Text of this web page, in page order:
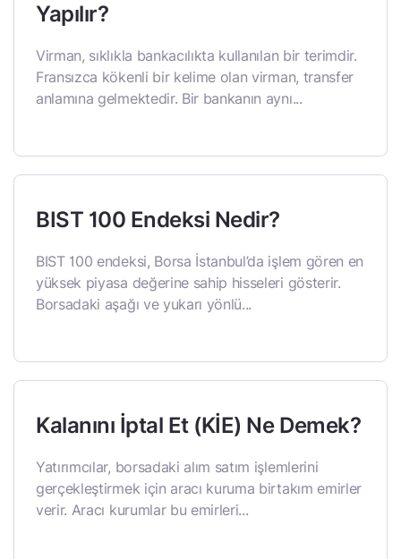
Yapılır?
Virman, sıklıkla bankacılıkta kullanılan bir terimdir.
Fransızca kökenli bir kelime olan virman, transfer
anlamına gelmektedir. Bir bankanın aynı...
BIST 100 Endeksi Nedir?
BIST 100 endeksi, Borsa İstanbul’da işlem gören en
yüksek piyasa değerine sahip hisseleri gösterir.
Borsadaki aşağı ve yukarı yönlü...
Kalanını İptal Et (KİE) Ne Demek?
Yatırımcılar, borsadaki alım satım işlemlerini
gerçekleştirmek için aracı kuruma birtakım emirler
verir. Aracı kurumlar bu emirleri...